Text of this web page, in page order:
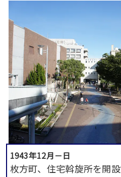
1943年12月－日
枚方町、住宅斡旋所を開設